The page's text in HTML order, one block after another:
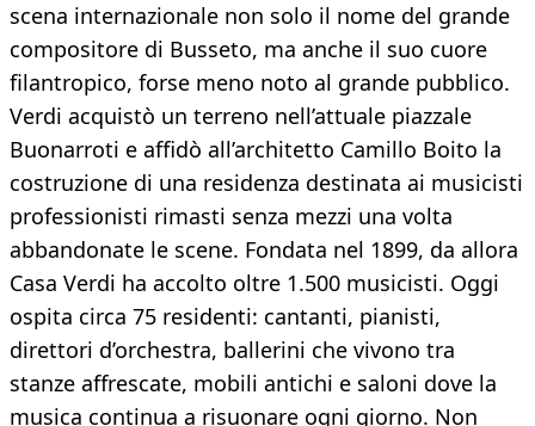
scena internazionale non solo il nome del grande
compositore di Busseto, ma anche il suo cuore
filantropico, forse meno noto al grande pubblico.
Verdi acquistò un terreno nell’attuale piazzale
Buonarroti e affidò all’architetto Camillo Boito la
costruzione di una residenza destinata ai musicisti
professionisti rimasti senza mezzi una volta
abbandonate le scene. Fondata nel 1899, da allora
Casa Verdi ha accolto oltre 1.500 musicisti. Oggi
ospita circa 75 residenti: cantanti, pianisti,
direttori d’orchestra, ballerini che vivono tra
stanze affrescate, mobili antichi e saloni dove la
musica continua a risuonare ogni giorno. Non